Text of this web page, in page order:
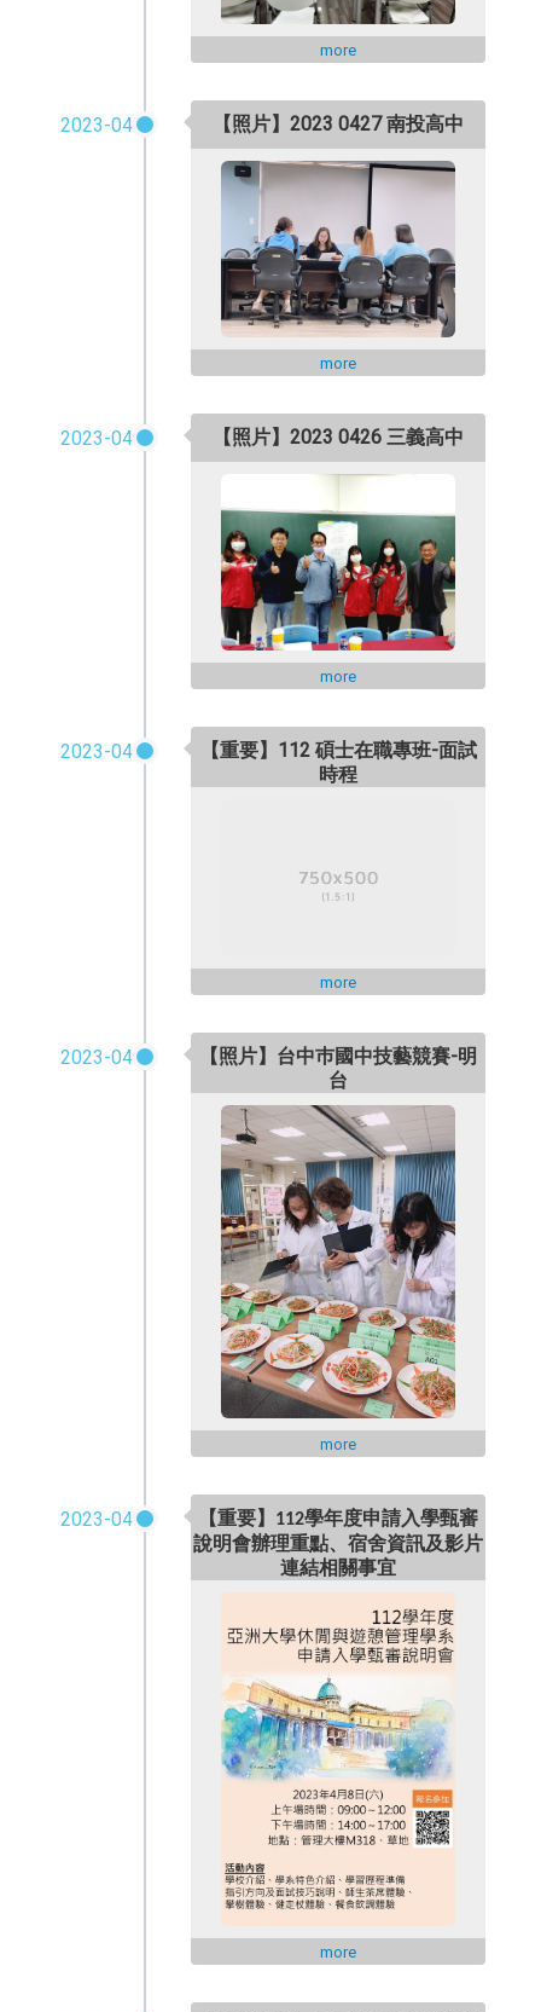
more
2023-04 【照片】2023 0427 南投高中
more
2023-04 【照片】2023 0426 三義高中
more
2023-04
【重要】112 碩士在職專班-面試
時程
more
2023-04
【照片】台中巿國中技藝競賽-明
台
more
2023-04 【重要】112學年度申請入學甄審
說明會辦理重點、宿舍資訊及影片
連結相關事宜
more